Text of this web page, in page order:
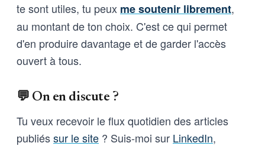
te sont utiles, tu peux me soutenir librement,
au montant de ton choix. C'est ce qui permet
d'en produire davantage et de garder l'accès
ouvert à tous.
💬 On en discute ?
Tu veux recevoir le flux quotidien des articles
publiéssur le site ? Suis-moi sur LinkedIn,